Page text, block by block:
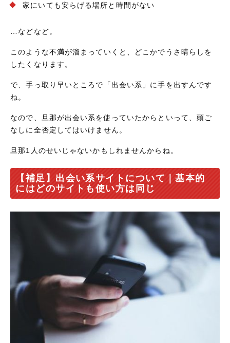
家にいても安らげる場所と時間がない
…などなど。
このような不満が溜まっていくと、どこかでうさ晴らしを
したくなります。
で、手っ取り早いところで「出会い系」に手を出すんです
ね。
なので、旦那が出会い系を使っていたからといって、頭ご
なしに全否定してはいけません。
旦那1人のせいじゃないかもしれませんからね。
【補足】出会い系サイトについて｜基本的
にはどのサイトも使い方は同じ